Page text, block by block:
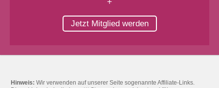
Jetzt Mitglied werden
Hinweis: Wir verwenden auf unserer Seite sogenannte Affiliate-Links.